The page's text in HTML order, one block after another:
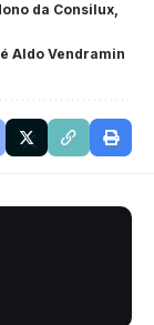
da Consilux
Aldo Vendramin